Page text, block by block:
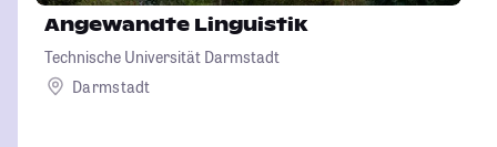
Angewandte Linguistik
Technische Universität Darmstadt
Darmstadt